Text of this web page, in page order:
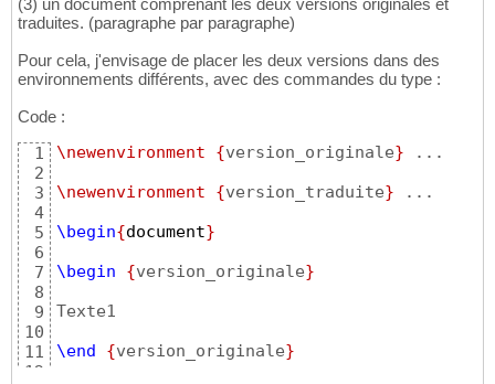
(3) un document comprenant les deux versions originales et
traduites. (paragraphe par paragraphe)
Pour cela, j'envisage de placer les deux versions dans des
environnements différents, avec des commandes du type :
Code :
1
2
3
4
5
6
7
8
9
10
11
12
\newenvironment {version_originale} ...
\newenvironment
{version_traduite} ...
\begin{document}
\begin
{version_originale}
Texte1
\end
{version_originale}